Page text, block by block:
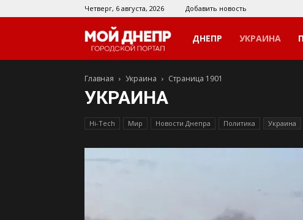
Четверг, 6 августа, 2026 Добавить новость
Мой
Днепр
ДНЕПР УКРАИНА
Главная Украина Страница 1901
УКРАИНА
Hi-Tech Мир Новости Днепра Политика Украина